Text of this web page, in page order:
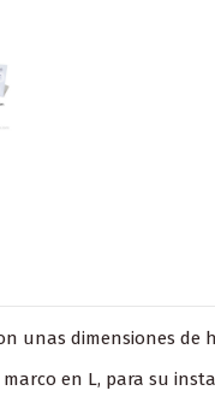
unas dimensiones de
en L, para su